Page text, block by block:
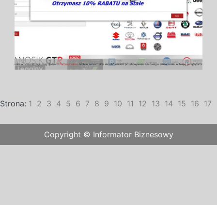
Strona: 1 2 3 4 5 6 7 8 9 10 11 12 13 14 15 16 17
Copyright © Informator Biznesowy